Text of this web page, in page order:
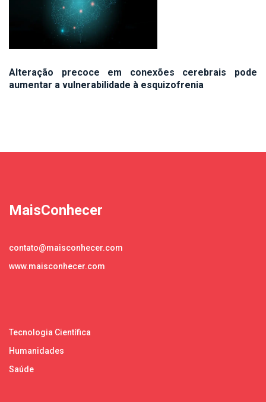
Alteração precoce em conexões cerebrais pode
aumentar a vulnerabilidade à esquizofrenia
MaisConhecer
contato@maisconhecer.com
www.maisconhecer.com
Tecnologia Científica
Humanidades
Saúde